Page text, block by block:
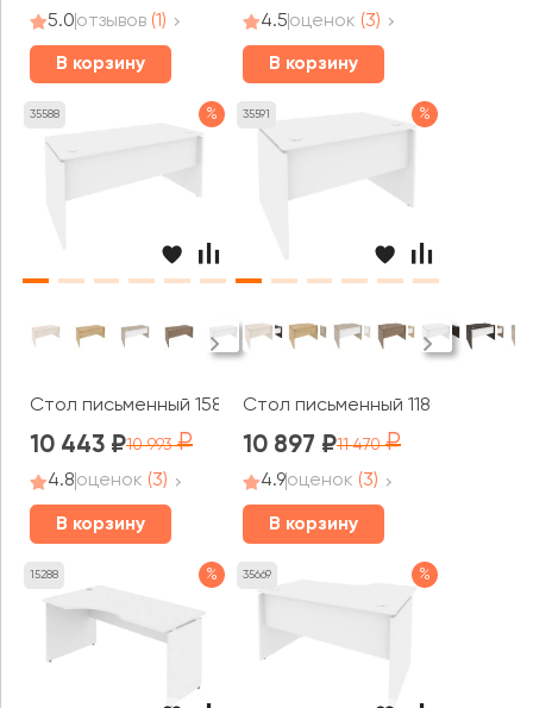
5.0отзывов (1)
В корзину
4.5оценок (3)
В корзину
35588 %
Стол письменный 1580x720x750 Оникс / Onix
10 443 10 993
4.8оценок (3)
В корзину
35591 %
Стол письменный
10 897 11 470
4.9оценок (3)
В корзину
15288 % 35669 %